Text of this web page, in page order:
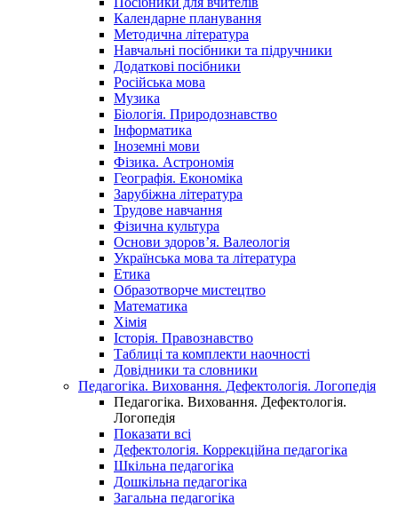
Календарне планування
Методична література
Навчальні посібники та підручники
Додаткові посібники
Російська мова
Музика
Біологія. Природознавство
Інформатика
Іноземні мови
Фізика. Астрономія
Географія. Економіка
Зарубіжна література
Трудове навчання
Фізична культура
Основи здоров’я. Валеологія
Українська мова та література
Етика
Образотворче мистецтво
Математика
Хімія
Історія. Правознавство
Таблиці та комплекти наочності
Довідники та словники
Педагогіка. Виховання. Дефектологія. Логопедія
Педагогіка. Виховання. Дефектологія.
Логопедія
Показати всі
Дефектологія. Коррекційна педагогіка
Шкільна педагогіка
Дошкільна педагогіка
Загальна педагогіка